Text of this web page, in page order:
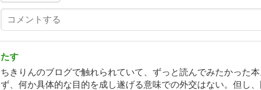
たす
ちきりんのブログで触れられていて、ずっと読んでみたかった
ず、何か具体的な目的を成し遂げる意味での外交はない。但し